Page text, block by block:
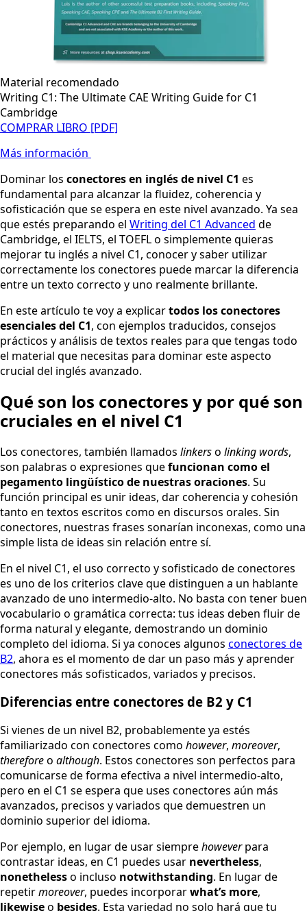
Material recomendado
Writing C1: The Ultimate CAE Writing Guide for C1
Cambridge
COMPRAR LIBRO [PDF]
Más información
Dominar los conectores en inglés de nivel C1 es
fundamental para alcanzar la fluidez, coherencia y
sofisticación que se espera en este nivel avanzado. Ya sea
que estés preparando el Writing del C1 Advanced de
Cambridge, el IELTS, el TOEFL o simplemente quieras
mejorar tu inglés a nivel C1, conocer y saber utilizar
correctamente los conectores puede marcar la diferencia
entre un texto correcto y uno realmente brillante.
En este artículo te voy a explicartodos los conectores
esenciales del C1, con ejemplos traducidos, consejos
prácticos y análisis de textos reales para que tengas todo
el material que necesitas para dominar este aspecto
crucial del inglés avanzado.
Qué son los conectores y por qué son
cruciales en el nivel C1
Los conectores, también llamados linkerso linking words,
son palabras o expresiones quefuncionan como el
pegamento lingüístico de nuestras oraciones. Su
función principal es unir ideas, dar coherencia y cohesión
tanto en textos escritos como en discursos orales. Sin
conectores, nuestras frases sonarían inconexas, como una
simple lista de ideas sin relación entre sí.
En el nivel C1, el uso correcto y sofisticado de conectores
es uno de los criterios clave que distinguen a un hablante
avanzado de uno intermedio-alto. No basta con tener buen
vocabulario o gramática correcta: tus ideas deben fluir de
forma natural y elegante, demostrando un dominio
completo del idioma. Si ya conoces algunos conectores de
B2, ahora es el momento de dar un paso más y aprender
conectores más sofisticados, variados y precisos.
Diferencias entre conectores de B2 y C1
Si vienes de un nivel B2, probablemente ya estés
familiarizado con conectores como however, moreover,
thereforeo although. Estos conectores son perfectos para
comunicarse de forma efectiva a nivel intermedio-alto,
pero en el C1 se espera que uses conectores aún más
avanzados, precisos y variados que demuestren un
dominio superior del idioma.
Por ejemplo, en lugar de usar siemprehoweverpara
contrastar ideas, en C1 puedes usar nevertheless,
nonethelesso incluso notwithstanding. En lugar de
repetirmoreover, puedes incorporarwhat’s more,
likewiseo besides. Esta variedad no solo hará que tu